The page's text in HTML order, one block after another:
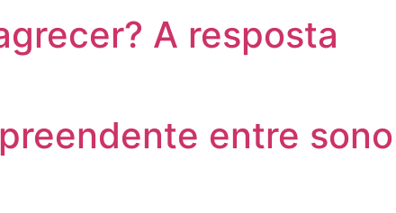
A resposta
entre sono